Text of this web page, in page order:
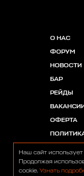
О НАС
ФОРУМ
НОВОСТИ
БАР
РЕЙДЫ
ВАКАНСИИ
ОФЕРТА
Наш сайт
Продолжая
cookie. Узнать